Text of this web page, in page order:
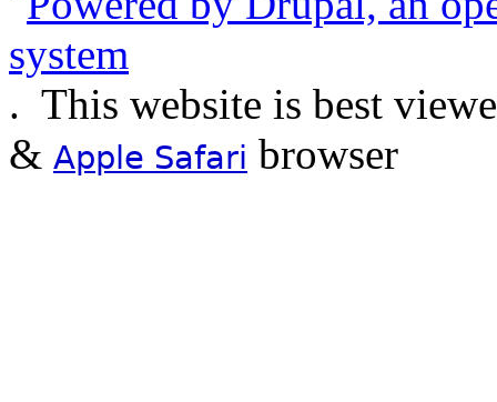
. This website is best
& Apple Safari browser